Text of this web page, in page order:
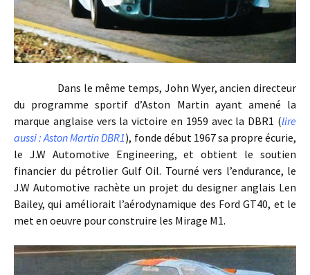
Dans le même temps, John Wyer, ancien directeur
du programme sportif d’Aston Martin ayant amené la
marque anglaise vers la victoire en 1959 avec la DBR1 (lire
aussi : Aston Martin DBR1), fonde début 1967 sa propre écurie,
le J.W Automotive Engineering, et obtient le soutien
financier du pétrolier Gulf Oil. Tourné vers l’endurance, le
J.W Automotive rachète un projet du designer anglais Len
Bailey, qui améliorait l’aérodynamique des Ford GT40, et le
met en oeuvre pour construire les Mirage M1.